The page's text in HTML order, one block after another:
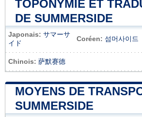
TOPONYMIE ET
DE SUMMERSIDE
Japonais: サマーサ
イド
Coréen: 섬머사이드
Chinois: 萨默赛德
MOYENS DE
SUMMERSIDE